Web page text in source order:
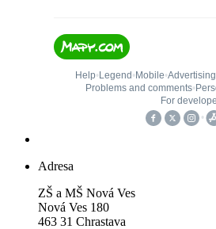
Adresa
ZŠ a MŠ Nová Ves
Nová Ves 180
463 31 Chrastava